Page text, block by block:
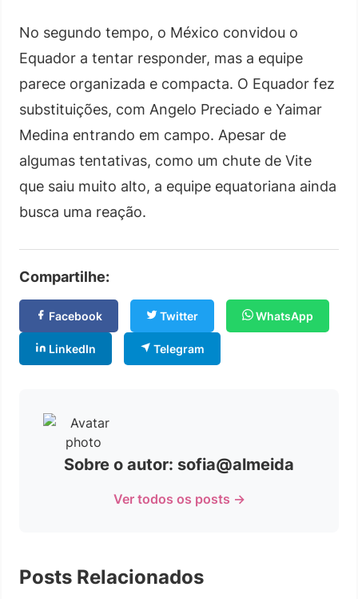
No segundo tempo, o México convidou o
Equador a tentar responder, mas a equipe
parece organizada e compacta. O Equador fez
substituições, com Angelo Preciado e Yaimar
Medina entrando em campo. Apesar de
algumas tentativas, como um chute de Vite
que saiu muito alto, a equipe equatoriana ainda
busca uma reação.
Compartilhe:
Facebook Twitter WhatsApp
LinkedIn Telegram
Sobre o autor: sofia@almeida
Ver todos os posts →
Posts Relacionados